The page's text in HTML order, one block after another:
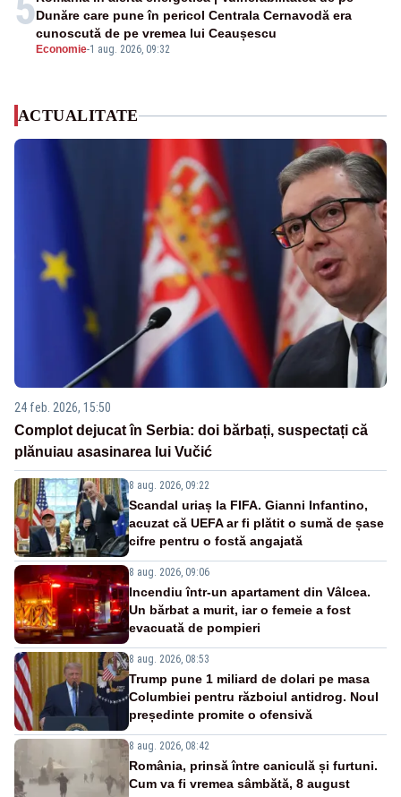
Economie-1 aug. 2026, 09:32
Dunăre care pune în pericol Centrala Cernavodă era
cunoscută de pe vremea lui Ceaușescu
ACTUALITATE
24 feb. 2026, 15:50
Complot dejucat în Serbia: doi bărbați, suspectați că
plănuiau asasinarea lui Vučić
8 aug. 2026, 09:22
Scandal uriaș la FIFA. Gianni Infantino,
acuzat că UEFA ar fi plătit o sumă de șase
cifre pentru o fostă angajată
8 aug. 2026, 09:06
Incendiu într-un apartament din Vâlcea.
Un bărbat a murit, iar o femeie a fost
evacuată de pompieri
8 aug. 2026, 08:53
Trump pune 1 miliard de dolari pe masa
Columbiei pentru războiul antidrog. Noul
președinte promite o ofensivă
8 aug. 2026, 08:42
România, prinsă între caniculă și furtuni.
Cum va fi vremea sâmbătă, 8 august